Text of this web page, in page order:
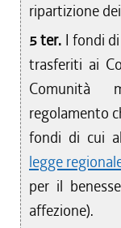
ripartizione
5 ter. I fondi
trasferiti ai
Comunità
regolamento
fondi di cui
legge
per il
affezione).